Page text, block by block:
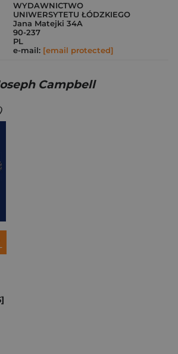
WYDAWNICTWO
UNIWERSYTETU ŁÓDZKIEGO
Jana Matejki 34A
90-237
PL
e-mail: [email protected]
Campbell